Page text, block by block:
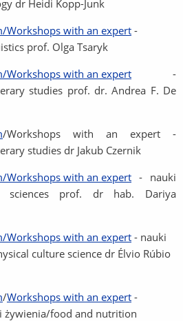
dr Heidi Kopp-Junk
Workshops with an expert -
prof. Olga Tsaryk
Workshops with an expert -
studies prof. dr. Andrea F. De
/Workshops with an expert -
studies dr Jakub Czernik
Workshops with an expert - nauki
sciences prof. dr hab. Dariya
Workshops with an expert - nauki
culture science dr Élvio Rúbio
/Workshops with an expert -
żywienia/food and nutrition